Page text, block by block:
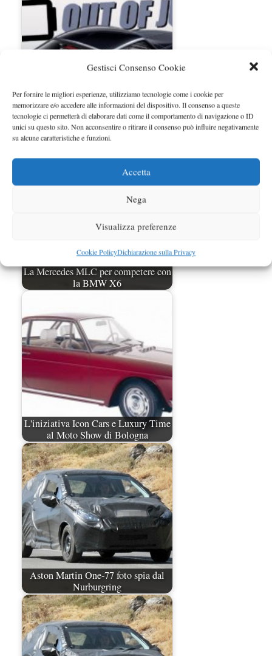
Gestisci Consenso Cookie
Per fornire le migliori esperienze, utilizziamo tecnologie come i cookie per
memorizzare e/o accedere alle informazioni del dispositivo. Il consenso a queste
tecnologie ci permetterà di elaborare dati come il comportamento di navigazione o ID
unici su questo sito. Non acconsentire o ritirare il consenso può influire negativamente
su alcune caratteristiche e funzioni.
Accetta
Nega
Visualizza preferenze
Cookie PolicyDichiarazione sulla Privacy
Charge Cars cambia proprietà e
lancia la sua sfida…
La Mercedes MLC per competere con
la BMW X6
L'iniziativa Icon Cars e Luxury Time
al Moto Show di Bologna
Aston Martin One-77 foto spia dal
Nurburgring